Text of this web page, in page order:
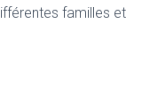
familles et